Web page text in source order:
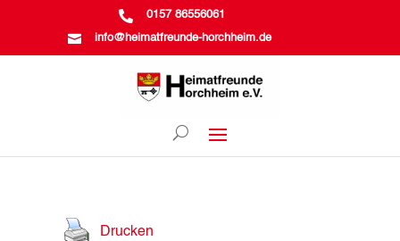
 0157 86556061
 info@heimatfreunde-horchheim.de
Drucken